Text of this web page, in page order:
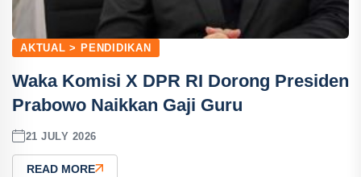
AKTUAL > PENDIDIKAN
Waka Komisi X DPR RI Dorong Presiden
Prabowo Naikkan Gaji Guru
21 JULY 2026
READ MORE